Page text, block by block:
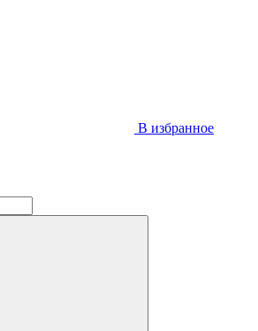
В избранное